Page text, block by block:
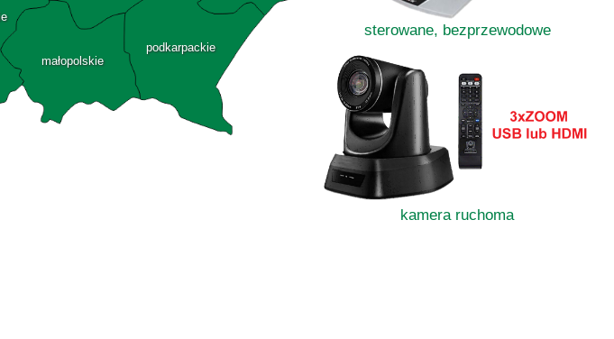
małopolskie
podkarpackie
sterowane, bezprzewodowe
kamera ruchoma